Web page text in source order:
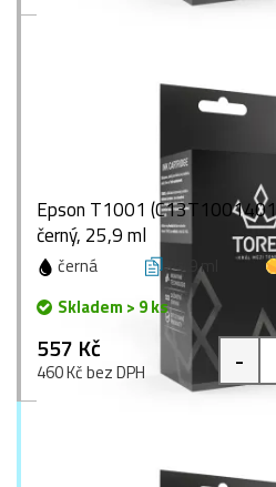
Epson T1001
černý, 25,9 ml
černá 25,9 ml
Skladem > 9 ks
557 Kč
460 Kč bez DPH -